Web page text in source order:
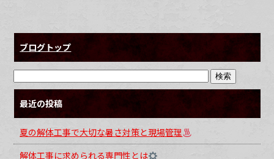
ブログトップ
最近の投稿
夏の解体工事で大切な暑さ対策と現場管理
解体工事に求められる専門性とは